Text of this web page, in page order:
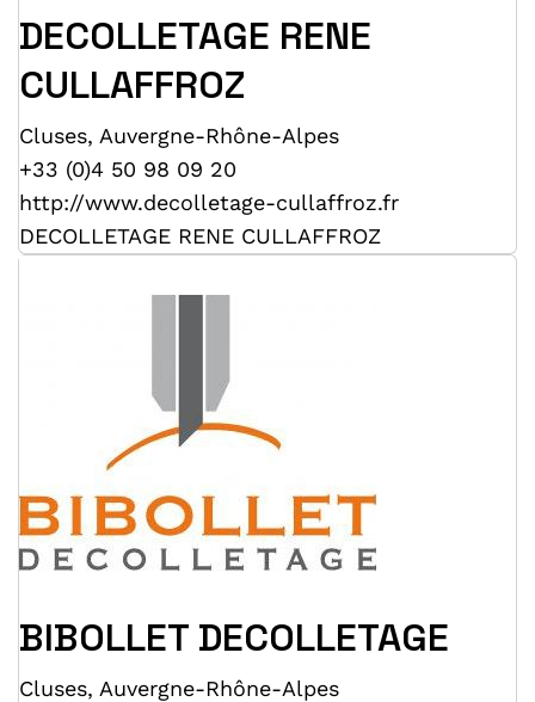
DECOLLETAGE RENE
CULLAFFROZ
Cluses, Auvergne-Rhône-Alpes
+33 (0)4 50 98 09 20
http://www.decolletage-cullaffroz.fr
DECOLLETAGE RENE CULLAFFROZ
BIBOLLET DECOLLETAGE
Cluses, Auvergne-Rhône-Alpes